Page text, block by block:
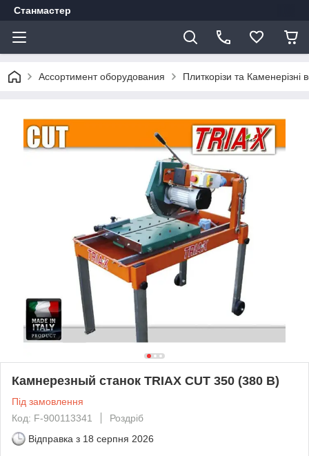
Станмастер
Ассортимент оборудования Плиткорізи та Каменерізні
Камнерезный станок TRIAX CUT 350 (380 В)
Під замовлення
Код: F-900113341
Роздріб
Відправка з 18 серпня 2026